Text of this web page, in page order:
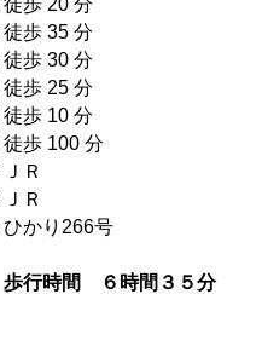
徒歩 20 分
徒歩 35 分
徒歩 30 分
徒歩 25 分
徒歩 10 分
徒歩 100 分
ＪＲ
ＪＲ
ひかり266号
歩行時間 ６時間３５分